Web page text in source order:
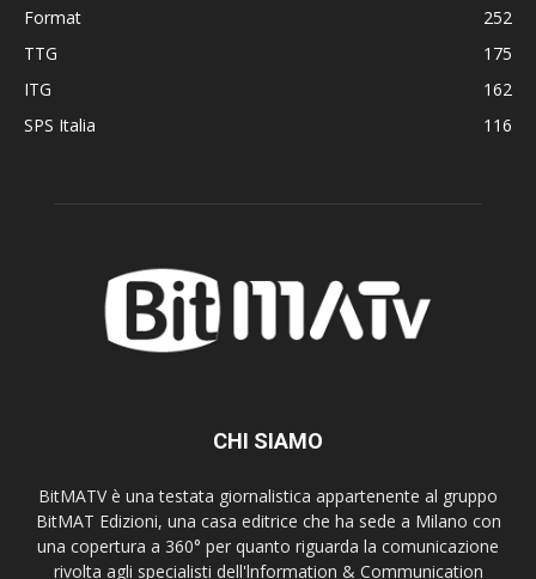
Format
252
TTG
175
ITG
162
SPS Italia
116
CHI SIAMO
BitMATV è una testata giornalistica appartenente al gruppo
BitMAT Edizioni, una casa editrice che ha sede a Milano con
una copertura a 360° per quanto riguarda la comunicazione
rivolta agli specialisti dell'lnformation & Communication